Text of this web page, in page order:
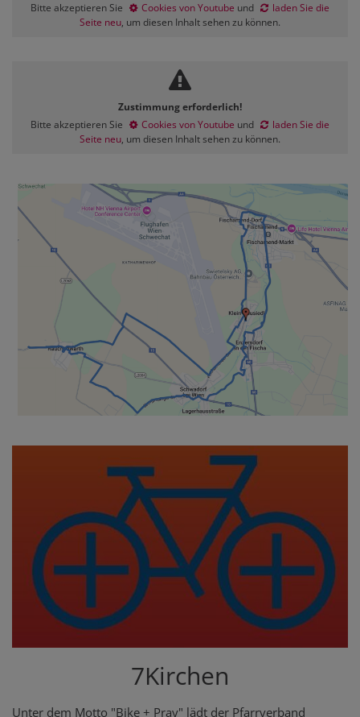
Bitte akzeptieren Sie
Cookies von Youtube und
laden Sie die
Seite neu, um diesen Inhalt sehen zu können.
Zustimmung erforderlich!
Bitte akzeptieren Sie
Cookies von Youtube und
laden Sie die
Seite neu, um diesen Inhalt sehen zu können.
7Kirchen
Unter dem Motto "Bike + Pray" lädt der Pfarrverband